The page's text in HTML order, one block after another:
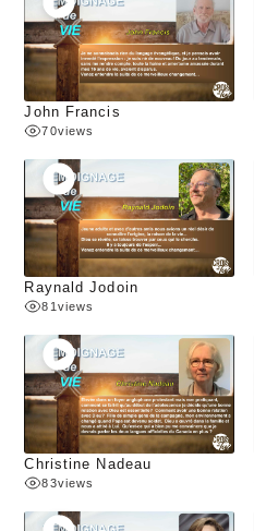
John Francis
70views
Raynald Jodoin
81 views
Christine Nadeau
83views